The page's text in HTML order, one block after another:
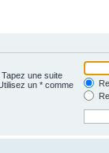
une suite
un * comme